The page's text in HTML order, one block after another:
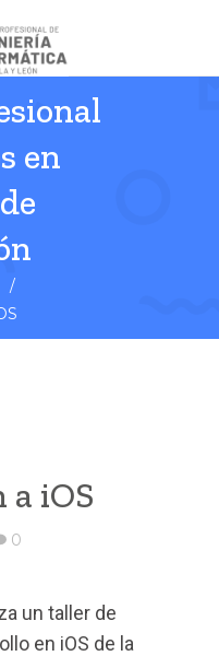
en
/
iOS
0
un taller de
en iOS de la